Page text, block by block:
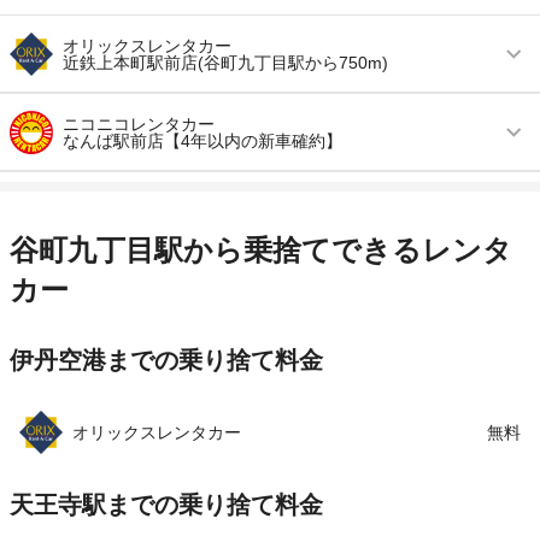
オリックスレンタカー
近鉄上本町駅前店(谷町九丁目駅から750m)
営業時間 毎日 08:00 ～ 20:00
アクセス 大阪上本町駅より徒歩で約7分（送迎なし）
店舗詳細 店舗詳細ページはこちら
ニコニコレンタカー
なんば駅前店【4年以内の新車確約】
アクセス 難波（なんば）駅より徒歩で約1分（送迎なし）
住所
この店舗でレンタカーを探す
谷町九丁目駅から乗捨てできるレンタ
カー
伊丹空港までの乗り捨て料金
オリックスレンタカー 無料
天王寺駅までの乗り捨て料金